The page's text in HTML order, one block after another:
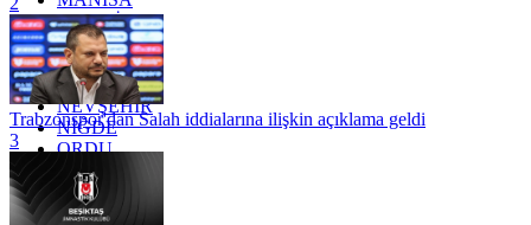
MARDİN
MERSİN
MUĞLA
MUŞ
NEVŞEHİR
NİĞDE
ORDU
OSMANİYE
RİZE
SAKARYA
Trabzonspor'dan Salah iddialarına ilişkin açıklama geldi
3